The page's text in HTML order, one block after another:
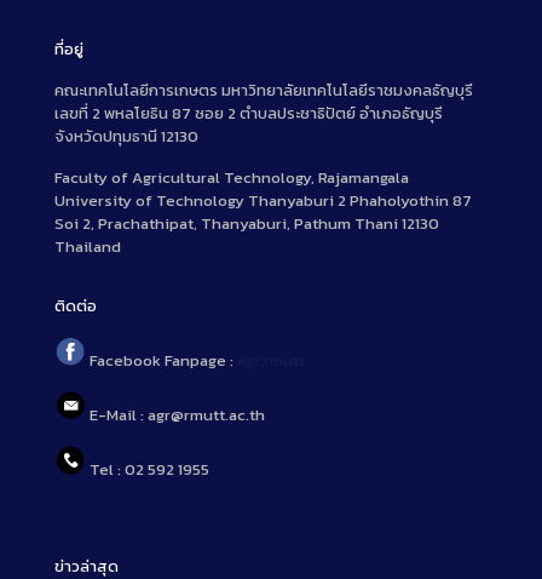
ที่อยู่
คณะเทคโนโลยีการเกษตร มหาวิทยาลัยเทคโนโลยีราชมงคลธัญบุรี
เลขที่ 2 พหลโยธิน 87 ซอย 2 ตำบลประชาธิปัตย์ อำเภอธัญบุรี
จังหวัดปทุมธานี 12130
Faculty of Agricultural Technology, Rajamangala
University of Technology Thanyaburi 2 Phaholyothin 87
Soi 2, Prachathipat, Thanyaburi, Pathum Thani 12130
Thailand
ติดต่อ
Facebook Fanpage :
E-Mail : agr@rmutt.ac.th
Tel : 02 592 1955
ข่าวล่าสุด